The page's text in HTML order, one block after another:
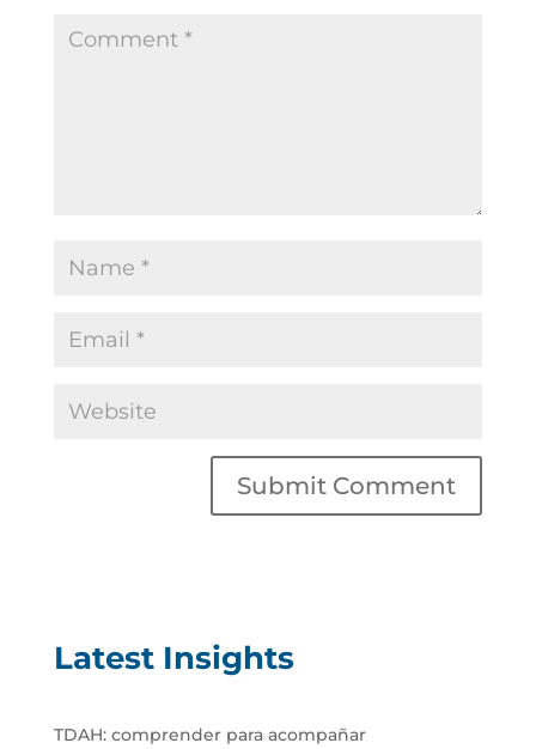
Latest Insights
TDAH: comprender para acompañar